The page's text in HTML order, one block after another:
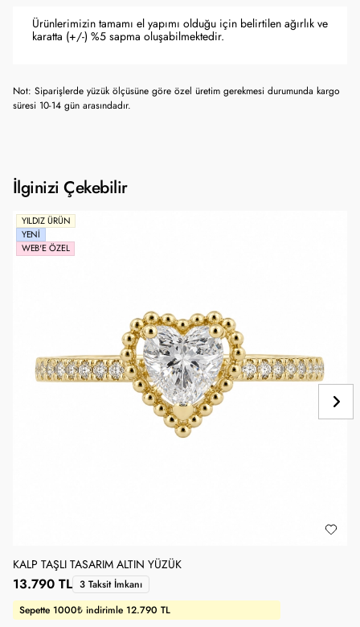
Ürünlerimizin tamamı el yapımı olduğu için belirtilen ağırlık ve
karatta (+/-) %5 sapma oluşabilmektedir.
Not: Siparişlerde yüzük ölçüsüne göre özel üretim gerekmesi durumunda kargo
süresi 10-14 gün arasındadır.
İlginizi Çekebilir
YILDIZ ÜRÜN
YENI
WEB'E ÖZEL
KALP TAŞLI TASARIM ALTIN YÜZÜK
Sepette 1000₺ indirimle 12.790 TL
13.790 TL 3 Taksit İmkanı